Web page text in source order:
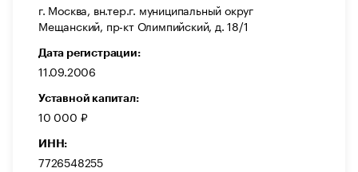
г. Москва, вн.тер.г. муниципальный округ
Мещанский, пр-кт Олимпийский, д. 18/1
Дата регистрации:
11.09.2006
Уставной капитал:
10 000 ₽
ИНН:
7726548255